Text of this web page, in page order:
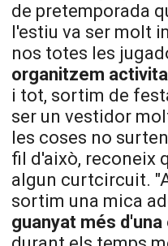
de pretemporada
l'estiu va ser molt
nos totes les
organitzem
i tot, sortim de
ser un vestidor
les coses no
fil d'això, reconeix
algun curtcircuit.
sortim una mica
guanyat més d'una